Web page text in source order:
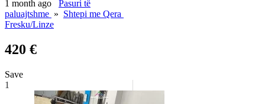
1 month ago
Pasuri të
paluajtshme » Shtepi me Qera
Fresku/Linze
420 €
Save
1